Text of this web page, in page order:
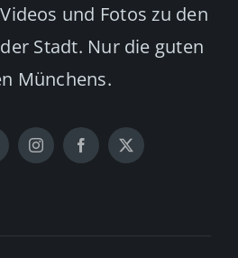
und Fotos zu den
Stadt. Nur die guten
Münchens.